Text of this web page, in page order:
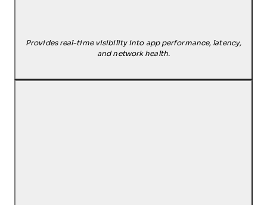
Provides real-time visibility into app performance, latency,
and network health.